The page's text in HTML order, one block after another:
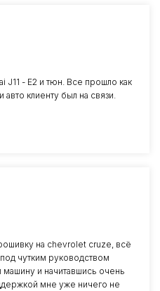
J11 - Е2 и тюн. Все прошло как
клиенту был на связи.
на chevrolet cruze, всё
чутким руководством
и начитавшись очень
мне уже ничего не